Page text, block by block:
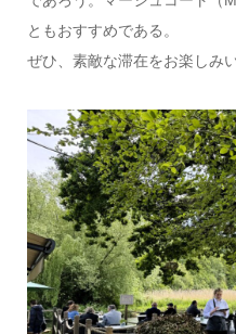
ともおすすめである。
ぜひ、素敵な滞在をお楽しみ